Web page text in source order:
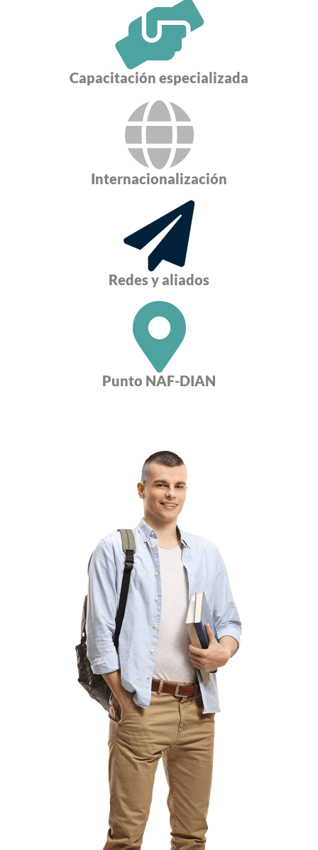
Capacitación especializada
Internacionalización
Redes y aliados
Punto NAF-DIAN